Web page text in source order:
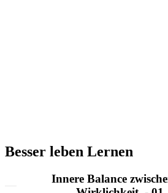
Besser leben Lernen
Innere Balance